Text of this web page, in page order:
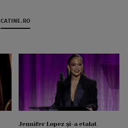
CATINE.RO
Jennifer Lopez și-a etalat